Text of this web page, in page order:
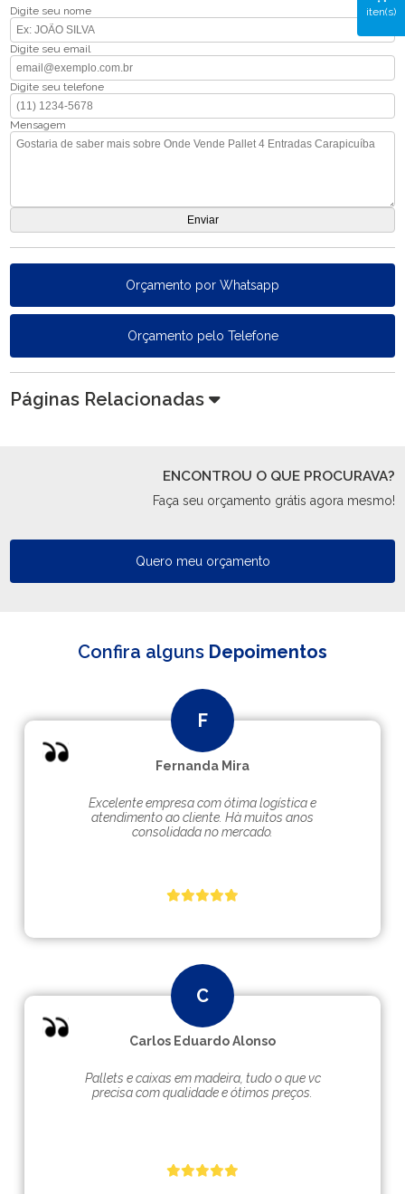
iten(s)
Digite seu nome
Digite seu email
Digite seu telefone
Mensagem
Orçamento por Whatsapp
Orçamento pelo Telefone
Páginas Relacionadas
ENCONTROU O QUE PROCURAVA?
Faça seu orçamento grátis agora mesmo!
Quero meu orçamento
Confira alguns Depoimentos
Fernanda Mira
Excelente empresa com ótima logística e
atendimento ao cliente. Hà muitos anos
consolidada no mercado.
Carlos Eduardo Alonso
Pallets e caixas em madeira, tudo o que vc
precisa com qualidade e ótimos preços.